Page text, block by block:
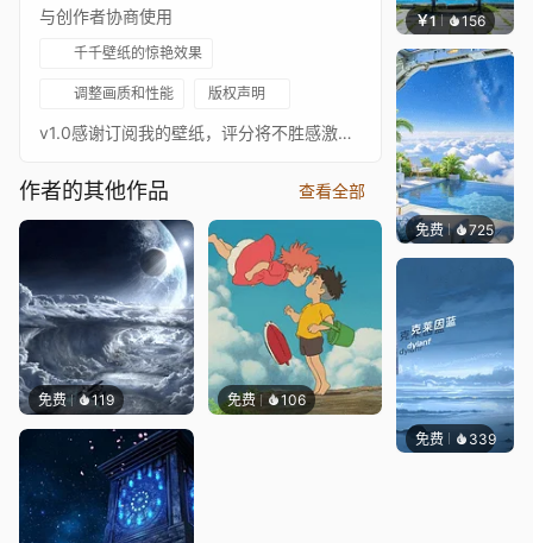
与创作者协商使用
千千壁纸的惊艳效果
调整画质和性能 版权声明
v1.0感谢订阅我的壁纸，评分将不胜感激。:)
作者的其他作品 查看全部
免费 119 免费 106
￥1 156 豆子
免费 725豆子
免费 339冰茶Ln